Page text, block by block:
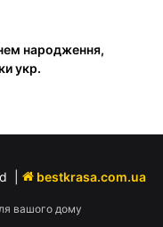
народження,
укр.
| bestkrasa.com.ua
вашого дому